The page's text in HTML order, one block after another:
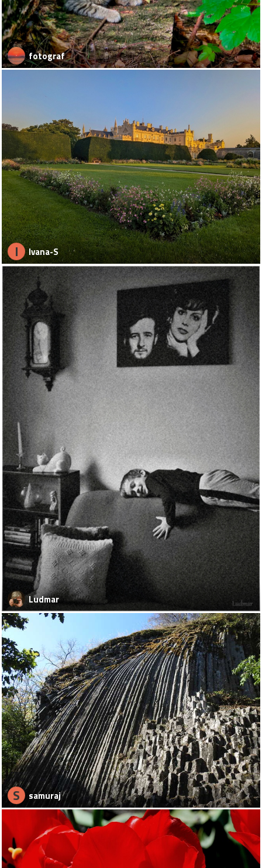
fotograf
I Ivana-S
Ludmar
S samuraj